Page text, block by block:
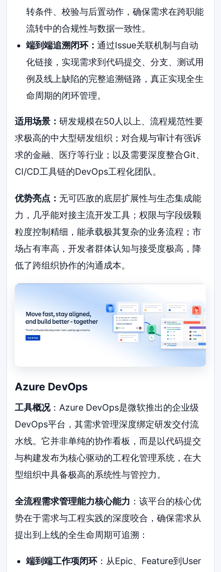
转条件、校验与后置动作，确保需求在跨职能
流转中的合规性与数据一致性。
端到端追溯闭环： 通过Issue关联机制与自动
化链接，实现需求到代码提交、分支、测试用
例及线上缺陷的完整追溯链路，真正实现全生
命周期的闭环管理。
适用场景：研发规模在50人以上、流程规范性要
求极高的中大型研发组织；对合规与审计有强诉
求的金融、医疗等行业；以及需要深度整合Git、
CI/CD工具链的DevOps工程化团队。
优势亮点： 无可匹敌的底层扩展性与生态集成能
力，几乎能对接主流开发工具；权限与字段级颗
粒度控制精细，能承载极其复杂的业务流程；市
场占有率高，开发者群体认知与接受度极高，降
低了跨组织协作的沟通成本。
Azure DevOps
工具概况：Azure DevOps是微软推出的企业级
DevOps平台，其需求管理深度绑定研发交付流
水线。它并非单纯的协作看板，而是以代码提交
与构建发布为核心驱动的工程化管理系统，在大
型组织中具备极高的系统性与管控力。
全流程需求管理能力核心能力 ：该平台的核心优
势在于需求与工程实践的深度咬合，确保需求从
提出到上线的全生命周期可追溯：
端到端工作项闭环：从Epic、Feature到User